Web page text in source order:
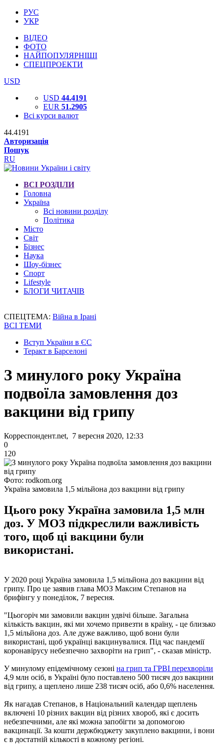
РУС
УКР
ВІДЕО
ФОТО
НАЙПОПУЛЯРНІШІ
СПЕЦПРОЕКТИ
USD
USD 44.4191
EUR 51.2905
Всі курси валют
44.4191
Авторизація
Пошук
RU
ВСІ РОЗДІЛИ
Головна
Україна
Всі новини розділу
Політика
Місто
Світ
Бізнес
Наука
Шоу-бізнес
Спорт
Lifestyle
БЛОГИ ЧИТАЧІВ
СПЕЦТЕМА: Війна в Ірані
ВСІ ТЕМИ
Вступ України в ЄС
Теракт в Барселоні
З минулого року Україна
подвоїла замовлення доз
вакцини від грипу
Корреспондент.net, 7 вересня 2020, 12:33
0
120
Фото: rodkom.org
Україна замовила 1,5 мільйона доз вакцини від грипу
Цього року Україна замовила 1,5 млн
доз. У МОЗ підкреслили важливість
того, щоб ці вакцини були
використані.
У 2020 році Україна замовила 1,5 мільйона доз вакцини від
грипу. Про це заявив глава МОЗ Максим Степанов на
брифінгу у понеділок, 7 вересня.
"Цьогоріч ми замовили вакцин удвічі більше. Загальна
кількість вакцин, які ми хочемо привезти в країну, - це близько
1,5 мільйона доз. Але дуже важливо, щоб вони були
використані, щоб українці вакцинувалися. Під час пандемії
коронавірусу небезпечно захворіти на грип", - сказав міністр.
У минулому епідемічному сезоні на грип та ГРВІ перехворіли
4,9 млн осіб, в Україні було поставлено 500 тисяч доз вакцини
від грипу, а щеплено лише 238 тисяч осіб, або 0,6% населення.
Як нагадав Степанов, в Національний календар щеплень
включені 10 різних вакцин від різних хвороб, які є досить
небезпечними, але які можна запобігти за допомогою
вакцинації. За кошти держбюджету закуплено вакцини, і вони
є в достатній кількості в кожному регіоні.